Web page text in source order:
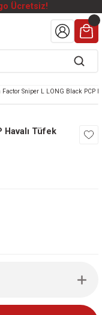
Ücretsiz!
Factor Sniper L LONG Black PCP
Havalı Tüfek